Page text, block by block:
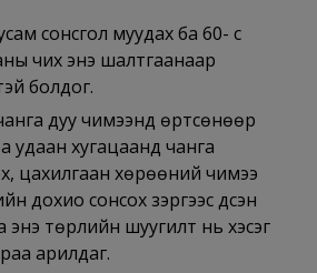
сонсгол муудах ба 60- с
чих энэ шалтгаанаар
болдог.
дуу чимээнд өртсөнөөр
удаан хугацаанд чанга
цахилгаан хөрөөний чимээ
дохио сонсох зэргээс үүдсэн
энэ төрлийн шуугилт нь хэсэг
арилдаг.